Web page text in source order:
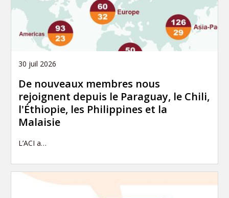
30 juil 2026
De nouveaux membres nous
rejoignent depuis le Paraguay, le Chili,
l'Éthiopie, les Philippines et la
Malaisie
L’ACI a…